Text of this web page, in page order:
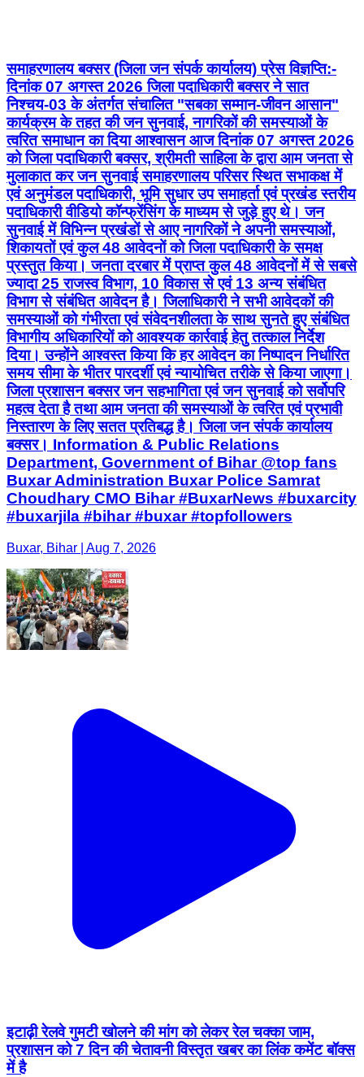
समाहरणालय बक्सर (जिला जन संपर्क कार्यालय) प्रेस विज्ञप्ति:-
दिनांक 07 अगस्त 2026 जिला पदाधिकारी बक्सर ने सात
निश्चय-03 के अंतर्गत संचालित "सबका सम्मान-जीवन आसान"
कार्यक्रम के तहत की जन सुनवाई, नागरिकों की समस्याओं के
त्वरित समाधान का दिया आश्वासन आज दिनांक 07 अगस्त 2026
को जिला पदाधिकारी बक्सर, श्रीमती साहिला के द्वारा आम जनता से
मुलाकात कर जन सुनवाई समाहरणालय परिसर स्थित सभाकक्ष में
एवं अनुमंडल पदाधिकारी, भूमि सुधार उप समाहर्ता एवं प्रखंड स्तरीय
पदाधिकारी वीडियो कॉन्फ्रेंसिंग के माध्यम से जुड़े हुए थे। जन
सुनवाई में विभिन्न प्रखंडों से आए नागरिकों ने अपनी समस्याओं,
शिकायतों एवं कुल 48 आवेदनों को जिला पदाधिकारी के समक्ष
प्रस्तुत किया। जनता दरबार में प्राप्त कुल 48 आवेदनों में से सबसे
ज्यादा 25 राजस्व विभाग, 10 विकास से एवं 13 अन्य संबंधित
विभाग से संबंधित आवेदन है। जिलाधिकारी ने सभी आवेदकों की
समस्याओं को गंभीरता एवं संवेदनशीलता के साथ सुनते हुए संबंधित
विभागीय अधिकारियों को आवश्यक कार्रवाई हेतु तत्काल निर्देश
दिया। उन्होंने आश्वस्त किया कि हर आवेदन का निष्पादन निर्धारित
समय सीमा के भीतर पारदर्शी एवं न्यायोचित तरीके से किया जाएगा।
जिला प्रशासन बक्सर जन सहभागिता एवं जन सुनवाई को सर्वोपरि
महत्व देता है तथा आम जनता की समस्याओं के त्वरित एवं प्रभावी
निस्तारण के लिए सतत प्रतिबद्ध है। जिला जन संपर्क कार्यालय
बक्सर। Information & Public Relations
Department, Government of Bihar @top fans
Buxar Administration Buxar Police Samrat
Choudhary CMO Bihar #BuxarNews #buxarcity
#buxarjila #bihar #buxar #topfollowers
Buxar, Bihar | Aug 7, 2026
इटाढ़ी रेलवे गुमटी खोलने की मांग को लेकर रेल चक्का जाम,
प्रशासन को 7 दिन की चेतावनी विस्तृत खबर का लिंक कमेंट बॉक्स
में है